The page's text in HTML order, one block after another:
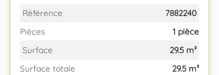
Référence
7882240
Pièces
1 pièce
Surface
29.5 m²
Surface totale
29.5 m²